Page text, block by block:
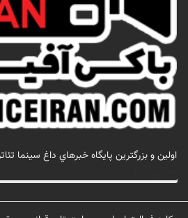
اولين و بزرگترين پايگاه خبرهاي داغ سينما